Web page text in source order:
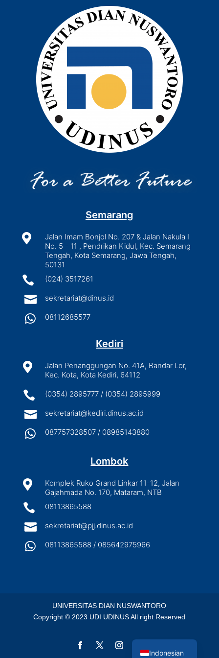
Semarang

Jalan Imam Bonjol No. 207 & Jalan Nakula I
No. 5 - 11 , Pendrikan Kidul, Kec. Semarang
Tengah, Kota Semarang, Jawa Tengah,
50131
 (024) 3517261
 sekretariat@dinus.id
 08112685577
Kediri

Jalan Penanggungan No. 41A, Bandar Lor,
Kec. Kota, Kota Kediri, 64112
 (0354) 2895777 / (0354) 2895999
 sekretariat@kediri.dinus.ac.id
 087757328507 / 08985143880
Lombok

Komplek Ruko Grand Linkar 11-12, Jalan
Gajahmada No. 170, Mataram, NTB
 08113865588
 sekretariat@pjj.dinus.ac.id
 08113865588 / 085642975966
UNIVERSITAS DIAN NUSWANTORO
Copyright © 2023 UDI UDINUS All right Reserved
Indonesian